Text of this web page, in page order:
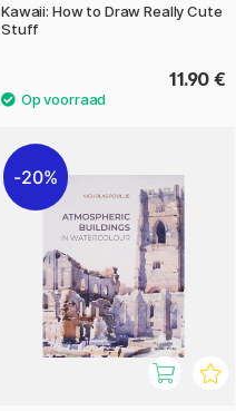
Kawaii: How to Draw Really Cute
Stuff
11.90 €
20%